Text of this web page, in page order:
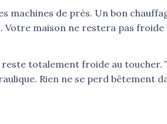
machines de près. Un bon
Votre maison ne restera pas froide
totalement froide au toucher.
Rien ne se perd bêtement